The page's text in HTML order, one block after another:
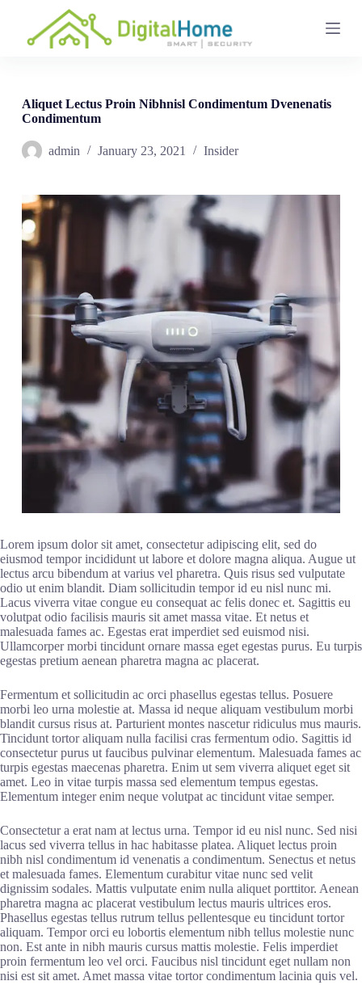
o
Aliquet Lectus Proin Nibhnisl Condimentum Dvenenatis
Condimentum
admin January 23, 2021 Insider
Lorem ipsum dolor sit amet, consectetur adipiscing elit, sed do
eiusmod tempor incididunt ut labore et dolore magna aliqua. Augue ut
lectus arcu bibendum at varius vel pharetra. Quis risus sed vulputate
odio ut enim blandit. Diam sollicitudin tempor id eu nisl nunc mi.
Lacus viverra vitae congue eu consequat ac felis donec et. Sagittis eu
volutpat odio facilisis mauris sit amet massa vitae. Et netus et
malesuada fames ac. Egestas erat imperdiet sed euismod nisi.
Ullamcorper morbi tincidunt ornare massa eget egestas purus. Eu turpis
egestas pretium aenean pharetra magna ac placerat.
Fermentum et sollicitudin ac orci phasellus egestas tellus. Posuere
morbi leo urna molestie at. Massa id neque aliquam vestibulum morbi
blandit cursus risus at. Parturient montes nascetur ridiculus mus mauris.
Tincidunt tortor aliquam nulla facilisi cras fermentum odio. Sagittis id
consectetur purus ut faucibus pulvinar elementum. Malesuada fames ac
turpis egestas maecenas pharetra. Enim ut sem viverra aliquet eget sit
amet. Leo in vitae turpis massa sed elementum tempus egestas.
Elementum integer enim neque volutpat ac tincidunt vitae semper.
Consectetur a erat nam at lectus urna. Tempor id eu nisl nunc. Sed nisi
lacus sed viverra tellus in hac habitasse platea. Aliquet lectus proin
nibh nisl condimentum id venenatis a condimentum. Senectus et netus
et malesuada fames. Elementum curabitur vitae nunc sed velit
dignissim sodales. Mattis vulputate enim nulla aliquet porttitor. Aenean
pharetra magna ac placerat vestibulum lectus mauris ultrices eros.
Phasellus egestas tellus rutrum tellus pellentesque eu tincidunt tortor
aliquam. Tempor orci eu lobortis elementum nibh tellus molestie nunc
non. Est ante in nibh mauris cursus mattis molestie. Felis imperdiet
proin fermentum leo vel orci. Faucibus nisl tincidunt eget nullam non
nisi est sit amet. Amet massa vitae tortor condimentum lacinia quis vel.